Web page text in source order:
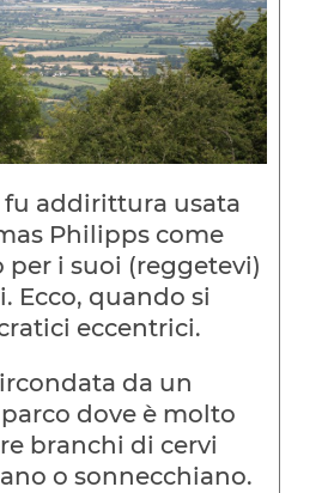
fu addirittura usata
Philipps come
per i suoi (reggetevi)
Ecco, quando si
eccentrici.
da un
dove è molto
branchi di cervi
o sonnecchiano.